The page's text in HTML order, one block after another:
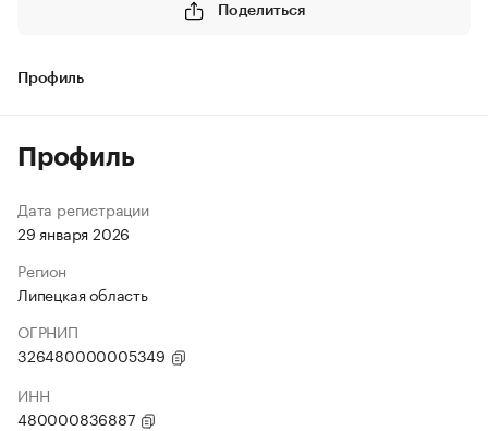
Поделиться
Профиль
Профиль
Дата регистрации
29 января 2026
Регион
Липецкая область
ОГРНИП
326480000005349
ИНН
480000836887